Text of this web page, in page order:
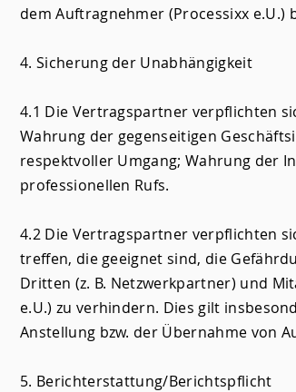
dem Auftragnehmer (Processixx e.U.)
4. Sicherung der Unabhängigkeit
4.1 Die Vertragspartner verpflichten
Wahrung der gegenseitigen
respektvoller Umgang; Wahrung der
professionellen Rufs.
4.2 Die Vertragspartner verpflichten
treffen, die geeignet sind, die
Dritten (z. B. Netzwerkpartner) und
e.U.) zu verhindern. Dies gilt
Anstellung bzw. der Übernahme von
5. Berichterstattung/Berichtspflicht